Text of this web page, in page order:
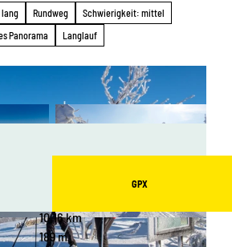
lang Rundweg
Schwierigkeit: mittel
Panorama Langlauf
Altenberg
|CC-BY-ND
© Andreas Franke, Tourist-Information Altenbe
rg |CC-BY-ND
GPX
10,16 km
189 m